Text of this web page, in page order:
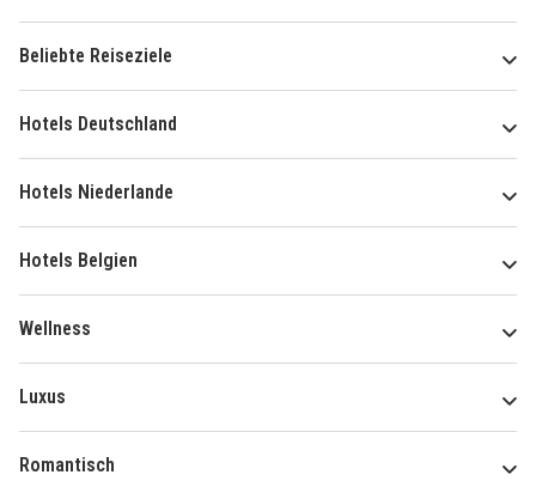
Beliebte Reiseziele
Hotels Deutschland
Hotels Niederlande
Hotels Belgien
Wellness
Luxus
Romantisch